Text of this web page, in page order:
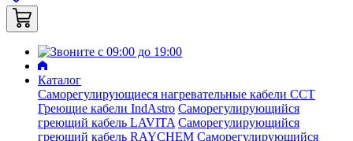
Каталог
Саморегулирующиеся нагревательные кабели ССТ
Греющие кабели IndAstro Саморегулирующийся
греющий кабель LAVITA Саморегулирующийся
греющий кабель RAYCHEM Саморегулирующийся